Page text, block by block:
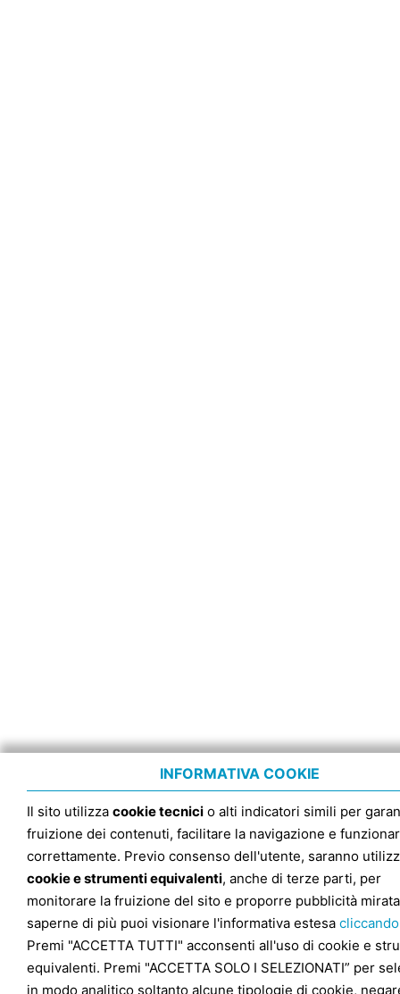
INFORMATIVA COOKIE
Il sito utilizza cookie tecnici o alti indicatori simili per
fruizione dei contenuti, facilitare la navigazione e
correttamente. Previo consenso dell'utente, saranno
cookie e strumenti equivalenti, anche di terze parti, per
monitorare la fruizione del sito e proporre pubblicità
saperne di più puoi visionare l'informativa estesa
Premi "ACCETTA TUTTI" acconsenti all'uso di cookie e
equivalenti. Premi "ACCETTA SOLO I SELEZIONATI” per
in modo analitico soltanto alcune tipologie di cookie,